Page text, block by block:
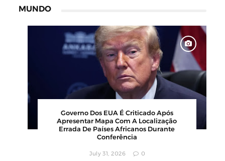
MUNDO
Governo Dos EUA É Criticado Após
Apresentar Mapa Com A Localização
Errada De Países Africanos Durante
Conferência
July 31, 2026 0